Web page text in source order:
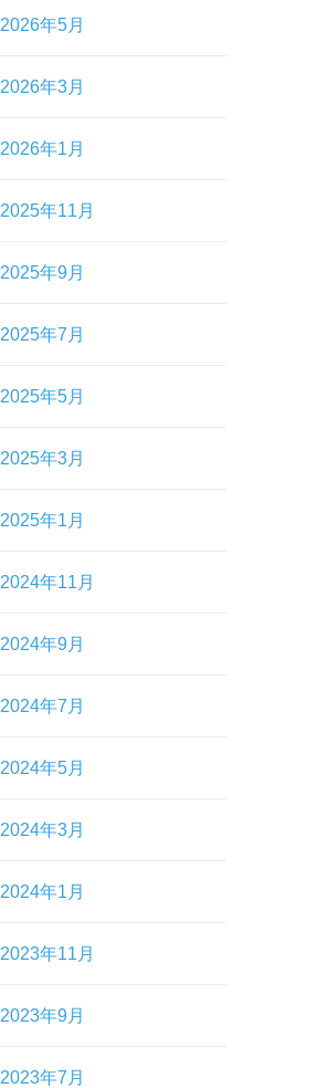
2026年5月
2026年3月
2026年1月
2025年11月
2025年9月
2025年7月
2025年5月
2025年3月
2025年1月
2024年11月
2024年9月
2024年7月
2024年5月
2024年3月
2024年1月
2023年11月
2023年9月
2023年7月